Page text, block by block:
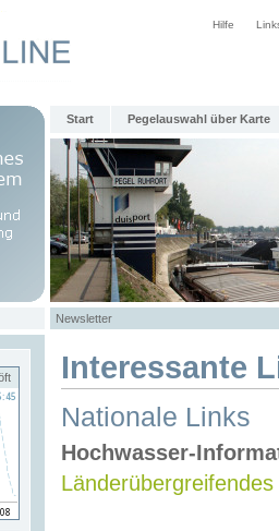
Hilfe
Start Pegelauswahl über Karte
Newsletter
Interessante
Nationale Links
Hochwasser-